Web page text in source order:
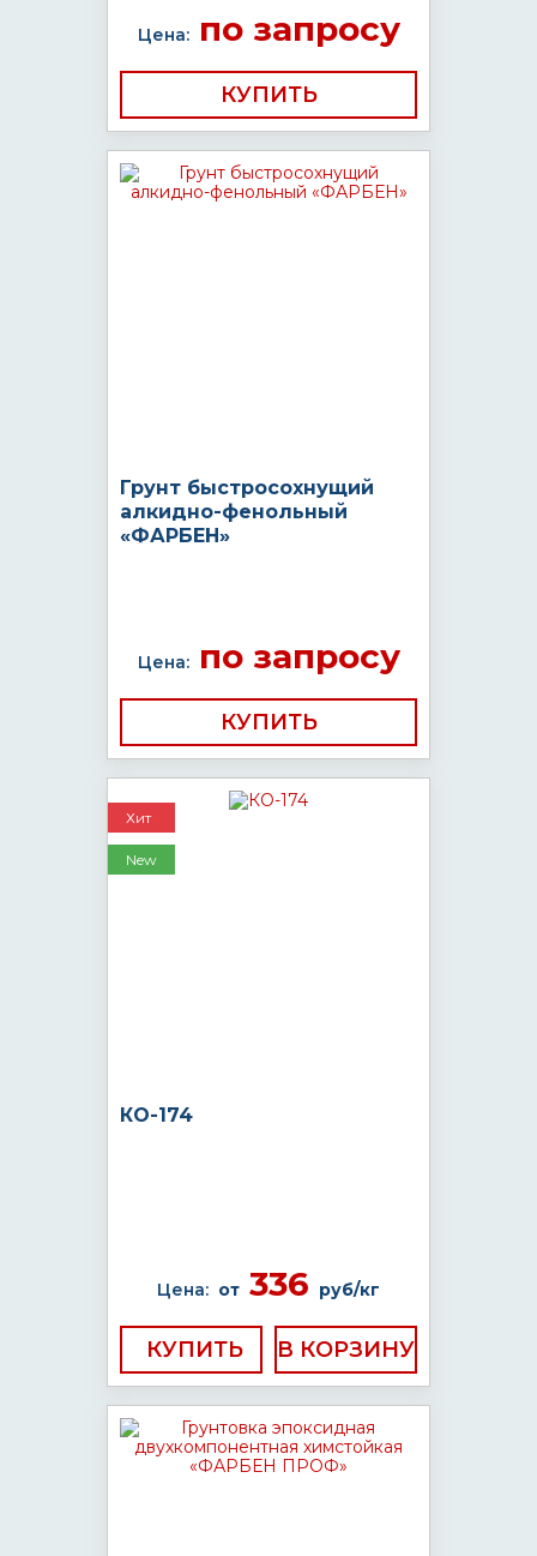
Цена:по запросу
КУПИТЬ
Грунт быстросохнущий
алкидно-фенольный
«ФАРБЕН»
Цена:по запросу
КУПИТЬ
Хит
New
КО-174
Цена: от 336 руб/кг
КУПИТЬ